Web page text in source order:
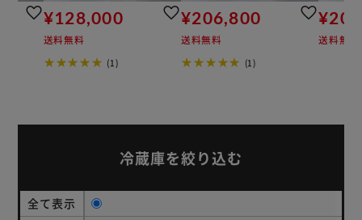
鮮度を保ち、素早く冷却。
食材の細胞が破壊されにくいため、素材の味や作りたての味
をそのまま守ることができる。
※急冷終了後は通常運転に切り替わります。
ます。
［ファン式 自動霜取り］
う。
¥128,000
送料無料
★★★★★ (1)
¥206,800
送料無料
★★★★★ (1)
送料無料
冷蔵庫を絞り込む
全て表示